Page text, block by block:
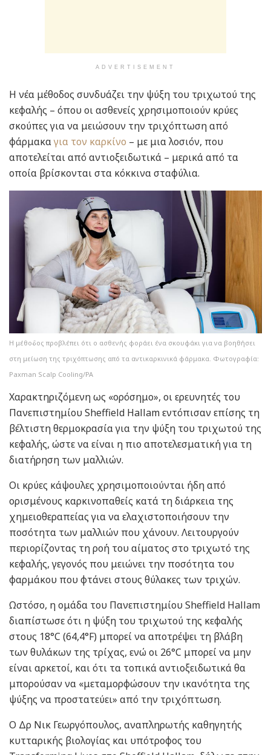
ADVERTISEMENT
Η νέα μέθοδος συνδυάζει την ψύξη του τριχωτού της
κεφαλής – όπου οι ασθενείς χρησιμοποιούν κρύες
σκούπες για να μειώσουν την τριχόπτωση από
φάρμακαγια τον καρκίνο – με μια λοσιόν, που
αποτελείται από αντιοξειδωτικά – μερικά από τα
οποία βρίσκονται στα κόκκινα σταφύλια.
Η μέθοδος προβλέπει ότι ο ασθενής φοράει ένα σκουφάκι για να βοηθήσει
στη μείωση της τριχόπτωσης από τα αντικαρκινικά φάρμακα. Φωτογραφία:
Paxman Scalp Cooling/PA
Χαρακτηριζόμενη ως «ορόσημο», οι ερευνητές του
Πανεπιστημίου Sheffield Hallam εντόπισαν επίσης τη
βέλτιστη θερμοκρασία για την ψύξη του τριχωτού της
κεφαλής, ώστε να είναι η πιο αποτελεσματική για τη
διατήρηση των μαλλιών.
Οι κρύες κάψουλες χρησιμοποιούνται ήδη από
ορισμένους καρκινοπαθείς κατά τη διάρκεια της
χημειοθεραπείας για να ελαχιστοποιήσουν την
ποσότητα των μαλλιών που χάνουν. Λειτουργούν
περιορίζοντας τη ροή του αίματος στο τριχωτό της
κεφαλής, γεγονός που μειώνει την ποσότητα του
φαρμάκου που φτάνει στους θύλακες των τριχών.
Ωστόσο, η ομάδα του Πανεπιστημίου Sheffield Hallam
διαπίστωσε ότι η ψύξη του τριχωτού της κεφαλής
στους 18°C ​​(64,4°F) μπορεί να αποτρέψει τη βλάβη
των θυλάκων της τρίχας, ενώ οι 26°C μπορεί να μην
είναι αρκετοί, και ότι τα τοπικά αντιοξειδωτικά θα
μπορούσαν να «μεταμορφώσουν την ικανότητα της
ψύξης να προστατεύει» από την τριχόπτωση.
Ο Δρ Νικ Γεωργόπουλος, αναπληρωτής καθηγητής
κυτταρικής βιολογίας και υπότροφος του